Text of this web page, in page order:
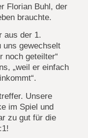
Florian Buhl, der
brauchte.
aus der 1.
uns gewechselt
noch geteilter“
„weil er einfach
Unsere
im Spiel und
zu gut für die